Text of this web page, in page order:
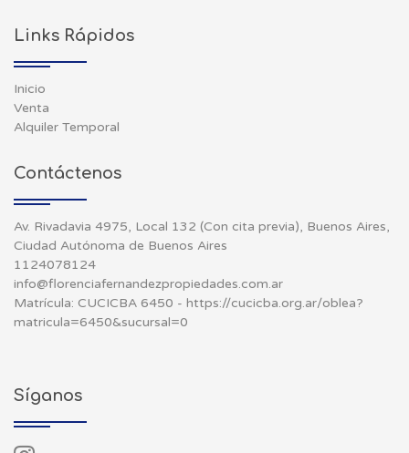
Links Rápidos
Inicio
Venta
Alquiler Temporal
Contáctenos
Av. Rivadavia 4975, Local 132 (Con cita previa), Buenos Aires,
Ciudad Autónoma de Buenos Aires
1124078124
info@florenciafernandezpropiedades.com.ar
Matrícula: CUCICBA 6450 - https://cucicba.org.ar/oblea?
matricula=6450&sucursal=0
Síganos